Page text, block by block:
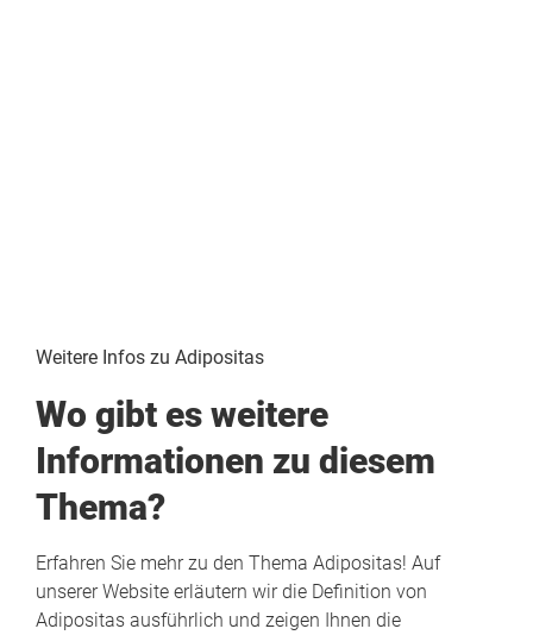
Weitere Infos zu Adipositas
Wo gibt es weitere
Informationen zu diesem
Thema?
Erfahren Sie mehr zu den Thema Adipositas! Auf
unserer Website erläutern wir die Definition von
Adipositas ausführlich und zeigen Ihnen die